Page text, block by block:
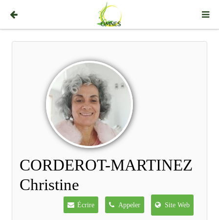
CORDEROT-MARTINEZ
Christine
Écrire Appeler Site Web